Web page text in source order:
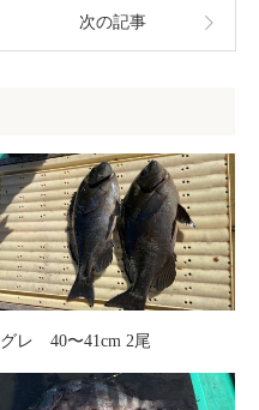
次の記事
グレ 40〜41cm 2尾